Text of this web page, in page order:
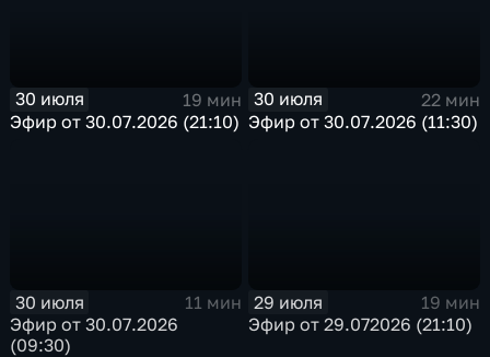
30 июля
19 мин
Эфир от 30.07.2026 (21:10)
30 июля
22 мин
Эфир от 30.07.2026 (11:30)
30 июля
11 мин
Эфир от 30.07.2026
(09:30)
29 июля
19 мин
Эфир от 29.072026 (21:10)